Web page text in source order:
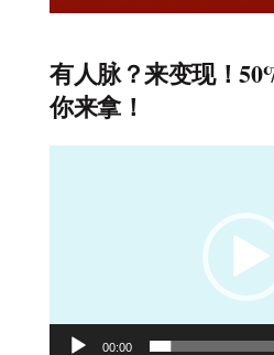
有人脉？来变现！
你来拿！
00:00